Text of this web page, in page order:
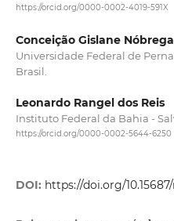
https://orcid.org/0000-0002-4019-591X
Conceição Gislane
Universidade Federal de
Brasil.
Leonardo Rangel dos Reis
Instituto Federal da Bahia -
https://orcid.org/0000-0002-5644-6250
DOI: https://doi.org/10.15687/